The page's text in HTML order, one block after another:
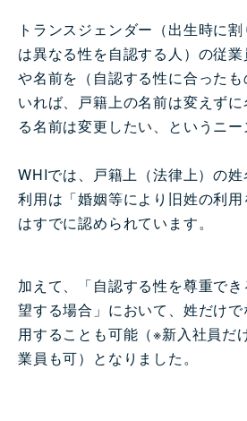
トランスジェンダー（出生時に
は異なる性を自認する人）の従
や名前を（自認する性に合った
いれば、戸籍上の名前は変えず
る名前は変更したい、というニー
WHIでは、戸籍上（法律上）の
利用は「婚姻等により旧姓の利
はすでに認められています。
加えて、「自認する性を尊重で
望する場合」において、姓だけ
用することも可能（※新入社員だ
業員も可）となりました。